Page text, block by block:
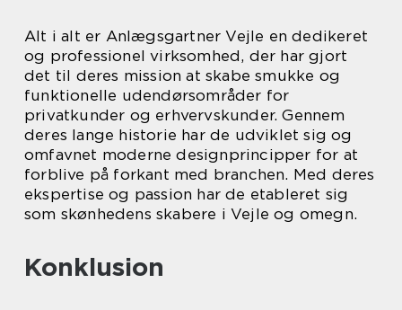
Alt i alt er Anlægsgartner Vejle en dedikeret
og professionel virksomhed, der har gjort
det til deres mission at skabe smukke og
funktionelle udendørsområder for
privatkunder og erhvervskunder. Gennem
deres lange historie har de udviklet sig og
omfavnet moderne designprincipper for at
forblive på forkant med branchen. Med deres
ekspertise og passion har de etableret sig
som skønhedens skabere i Vejle og omegn.
Konklusion